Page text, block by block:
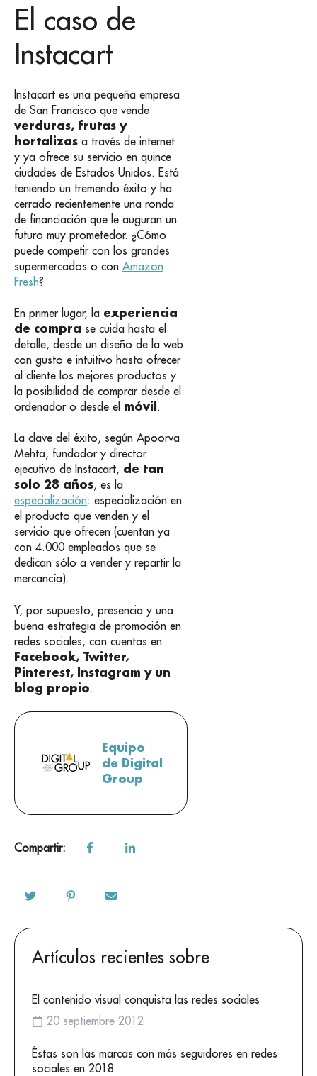
El caso de
Instacart
Instacart es una pequeña empresa
de San Francisco que vende
verduras, frutas y
hortalizas a través de internet
y ya ofrece su servicio en quince
ciudades de Estados Unidos. Está
teniendo un tremendo éxito y ha
cerrado recientemente una ronda
de financiación que le auguran un
futuro muy prometedor. ¿Cómo
puede competir con los grandes
supermercados o con Amazon
Fresh?
En primer lugar, la experiencia
de compra se cuida hasta el
detalle, desde un diseño de la web
con gusto e intuitivo hasta ofrecer
al cliente los mejores productos y
la posibilidad de comprar desde el
ordenador o desde el móvil .
La clave del éxito, según Apoorva
Mehta, fundador y director
ejecutivo de Instacart, de tan
solo 28 años, es la
especialización: especialización en
el producto que venden y el
servicio que ofrecen (cuentan ya
con 4.000 empleados que se
dedican sólo a vender y repartir la
mercancía).
Y, por supuesto, presencia y una
buena estrategia de promoción en
redes sociales, con cuentas en
Facebook, Twitter,
Pinterest, Instagram y un
blog propio.
Equipo
de Digital
Group
Compartir:
Artículos recientes sobre
El contenido visual conquista las redes sociales
20 septiembre 2012
Éstas son las marcas con más seguidores en redes
sociales en 2018